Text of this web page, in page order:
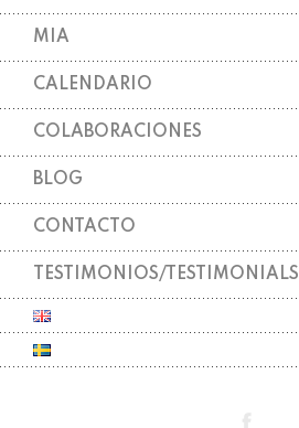
MIA
CALENDARIO
COLABORACIONES
BLOG
CONTACTO
TESTIMONIOS/TESTIMONIALS